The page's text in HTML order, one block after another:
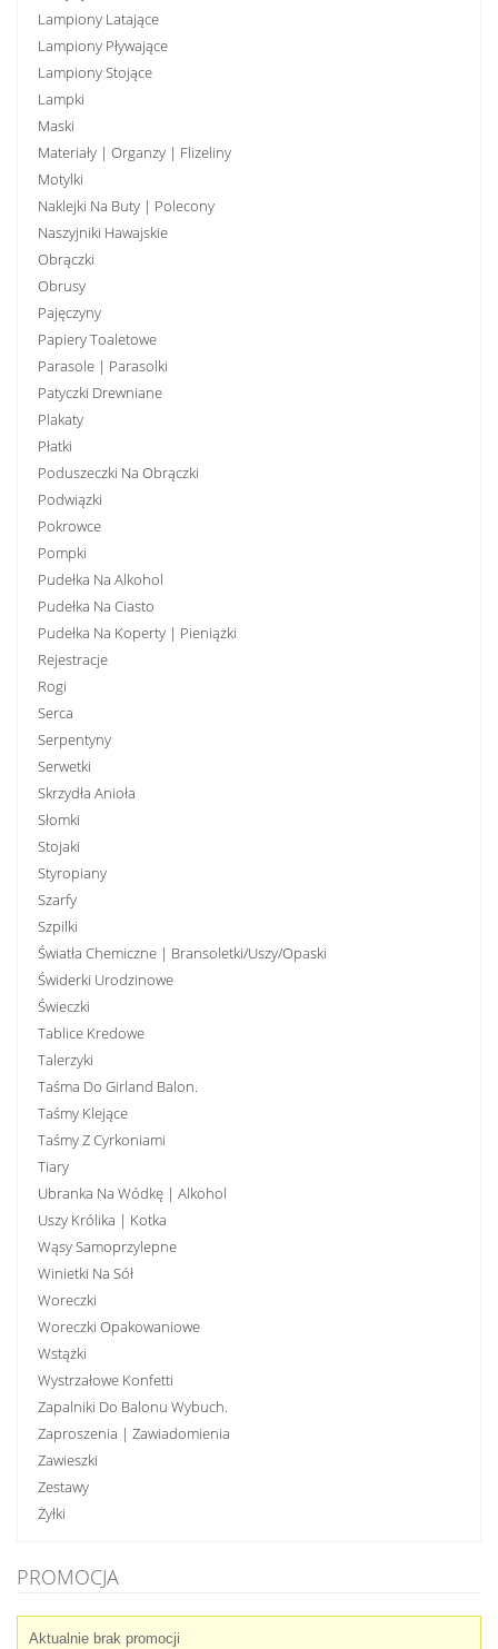
Lampiony Latające
Lampiony Pływające
Lampiony Stojące
Lampki
Maski
Materiały | Organzy | Flizeliny
Motylki
Naklejki Na Buty | Polecony
Naszyjniki Hawajskie
Obrączki
Obrusy
Pajęczyny
Papiery Toaletowe
Parasole | Parasolki
Patyczki Drewniane
Plakaty
Płatki
Poduszeczki Na Obrączki
Podwiązki
Pokrowce
Pompki
Pudełka Na Alkohol
Pudełka Na Ciasto
Pudełka Na Koperty | Pieniążki
Rejestracje
Rogi
Serca
Serpentyny
Serwetki
Skrzydła Anioła
Słomki
Stojaki
Styropiany
Szarfy
Szpilki
Światła Chemiczne | Bransoletki/uszy/opaski
Świderki Urodzinowe
Świeczki
Tablice Kredowe
Talerzyki
Taśma Do Girland Balon.
Taśmy Klejące
Taśmy Z Cyrkoniami
Tiary
Ubranka Na Wódkę | Alkohol
Uszy Królika | Kotka
Wąsy Samoprzylepne
Winietki Na Sół
Woreczki
Woreczki Opakowaniowe
Wstążki
Wystrzałowe Konfetti
Zapalniki Do Balonu Wybuch.
Zaproszenia | Zawiadomienia
Zawieszki
Zestawy
Żyłki
PROMOCJA
Aktualnie brak promocji